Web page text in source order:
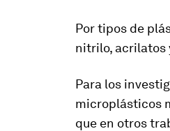
Por tipos de
nitrilo, acrilatos
Para los
microplásticos
que en otros